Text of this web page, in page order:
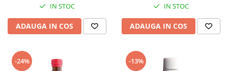
IN STOC
ADAUGA IN COS
IN STOC
ADAUGA IN COS
-24% -13%